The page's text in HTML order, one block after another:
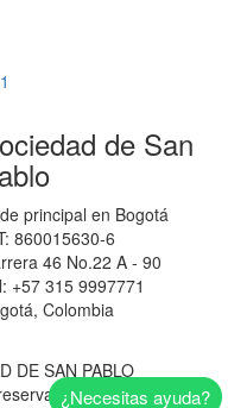
de San
principal en Bogotá
860015630-6
46 No.22 A - 90
+57 315 9997771
Colombia
DE SAN PABLO
¿Necesitas ayuda?